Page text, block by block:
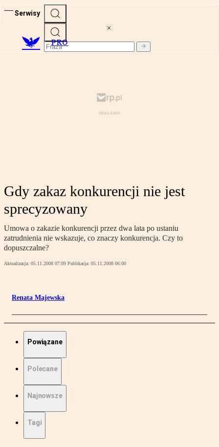
Serwisy
PRO
Gdy zakaz konkurencji nie jest
sprecyzowany
Umowa o zakazie konkurencji przez dwa lata po ustaniu
zatrudnienia nie wskazuje, co znaczy konkurencja. Czy to
dopuszczalne?
Aktualizacja: 05.11.2008 07:09 Publikacja: 05.11.2008 06:00
Renata Majewska
Powiązane
Polecane
Najnowsze
Tagi